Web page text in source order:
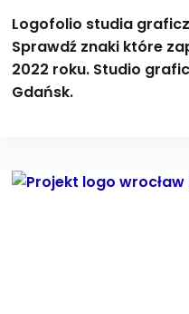
Logofolio studia
Sprawdź znaki które
2022 roku. Studio
Gdańsk.